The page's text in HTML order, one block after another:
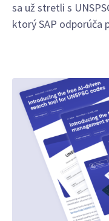
sa už stretli s
ktorý SAP